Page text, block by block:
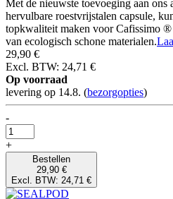
Met de nieuwste toevoeging aan
hervulbare roestvrijstalen capsule,
topkwaliteit maken voor Cafissimo
van ecologisch schone materialen.
29,90 €
Excl. BTW: 24,71 €
Op voorraad
levering op 14.8. (bezorgopties)
-
+
Bestellen
29,90 €
Excl. BTW: 24,71 €